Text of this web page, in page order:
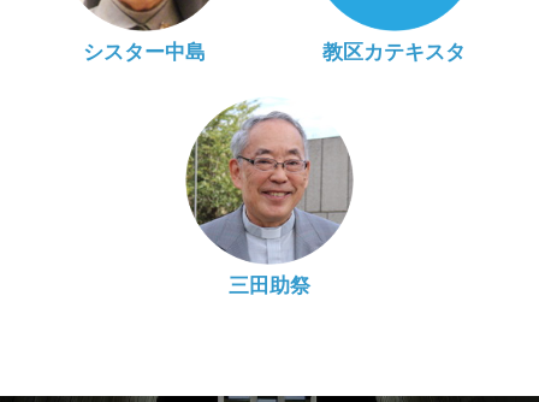
シスター中島 教区カテキスタ
三田助祭